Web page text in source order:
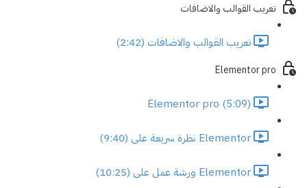
تعريب القوالب والاضافات
تعريب القوالب والاضافات (2:42)
Elementor pro
Elementor pro (5:09)
Elementor نظرة سريعة على (9:40)
Elementor ورشة عمل على (10:25)